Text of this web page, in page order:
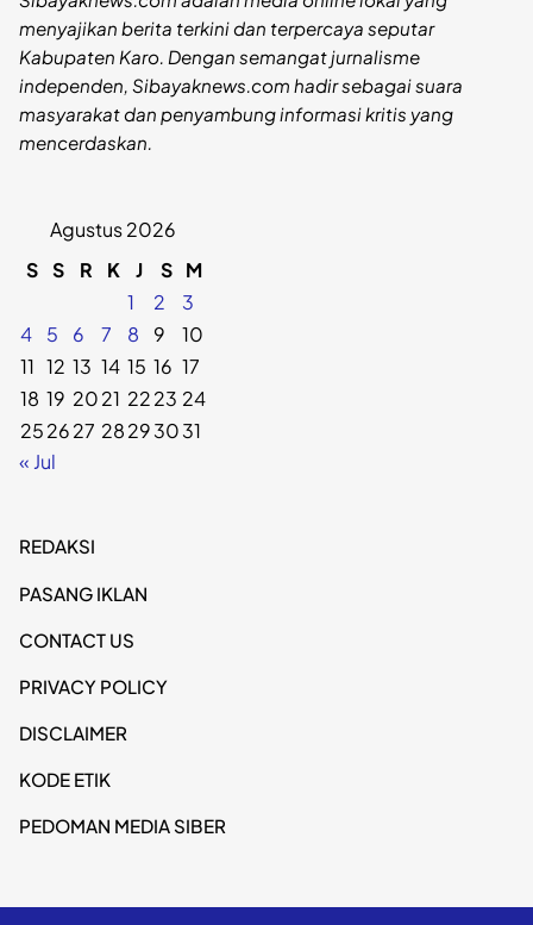
menyajikan berita terkini dan terpercaya seputar
Kabupaten Karo. Dengan semangat jurnalisme
independen, Sibayaknews.com hadir sebagai suara
masyarakat dan penyambung informasi kritis yang
mencerdaskan.
Agustus 2026
S S R K J S M
1
2
3
4
5 6 7 8 9
10
11 12 13 14 15 16 17
18 19 2021 2223 24
252627 28293031
« Jul
REDAKSI
PASANG IKLAN
CONTACT US
PRIVACY POLICY
DISCLAIMER
KODE ETIK
PEDOMAN MEDIA SIBER